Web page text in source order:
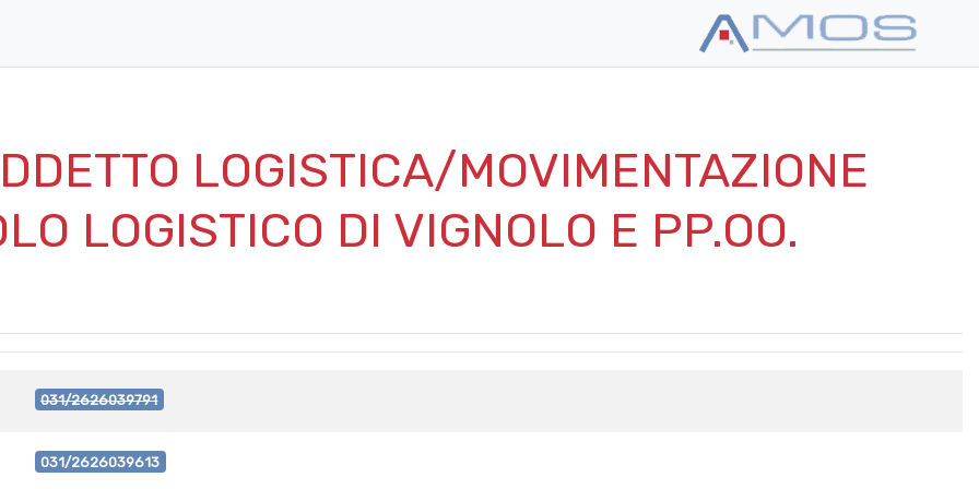
LOGISTICA/MOVIMENTAZIONE
LOGISTICO DI VIGNOLO E PP.OO.
031/2626039791
031/2626039613